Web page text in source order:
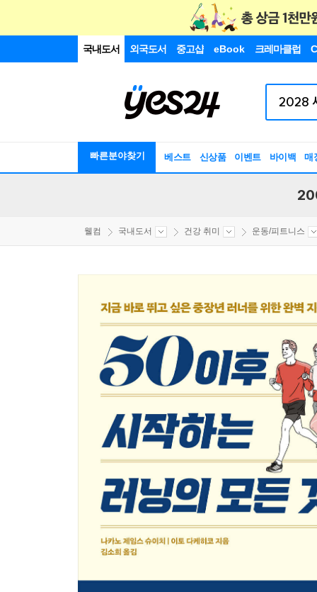
국내도서 외국도서 중고샵 eBook 크레마클럽
빠른분야찾기 베스트 신상품 이벤트 바이백 매
웰컴 국내도서 건강 취미 운동/피트니스